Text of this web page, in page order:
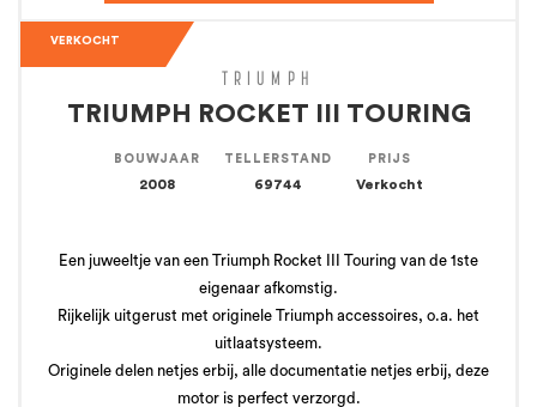
VERKOCHT
TRIUMPH
TRIUMPH ROCKET III TOURING
BOUWJAAR
2008
TELLERSTAND
69744
PRIJS
Verkocht
Een juweeltje van een Triumph Rocket III Touring van de 1ste
eigenaar afkomstig.
Rijkelijk uitgerust met originele Triumph accessoires, o.a. het
uitlaatsysteem.
Originele delen netjes erbij, alle documentatie netjes erbij, deze
motor is perfect verzorgd.